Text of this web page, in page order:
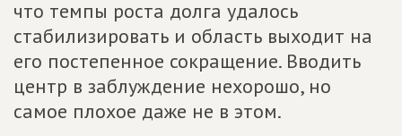
что темпы роста долга удалось
стабилизировать и область выходит на
его постепенное сокращение. Вводить
центр в заблуждение нехорошо, но
самое плохое даже не в этом.